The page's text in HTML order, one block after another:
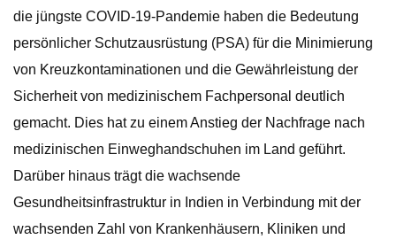
die jüngste COVID-19-Pandemie haben die Bedeutung
persönlicher Schutzausrüstung (PSA) für die Minimierung
von Kreuzkontaminationen und die Gewährleistung der
Sicherheit von medizinischem Fachpersonal deutlich
gemacht. Dies hat zu einem Anstieg der Nachfrage nach
medizinischen Einweghandschuhen im Land geführt.
Darüber hinaus trägt die wachsende
Gesundheitsinfrastruktur in Indien in Verbindung mit der
wachsenden Zahl von Krankenhäusern, Kliniken und